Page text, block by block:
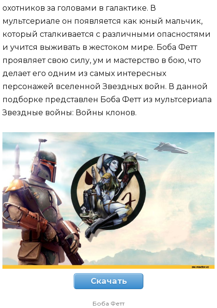
охотников за головами в галактике. В
мультсериале он появляется как юный мальчик,
который сталкивается с различными опасностями
и учится выживать в жестоком мире. Боба Фетт
проявляет свою силу, ум и мастерство в бою, что
делает его одним из самых интересных
персонажей вселенной Звездных войн. В данной
подборке представлен Боба Фетт из мультсериала
Звездные войны: Войны клонов.
Скачать
Боба Фетт